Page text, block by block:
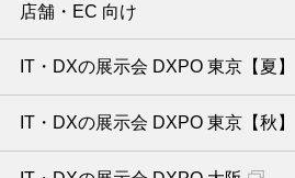
店舗・EC 向け
IT・DXの展示会 DXPO 東京【夏】
IT・DXの展示会 DXPO 東京【秋】